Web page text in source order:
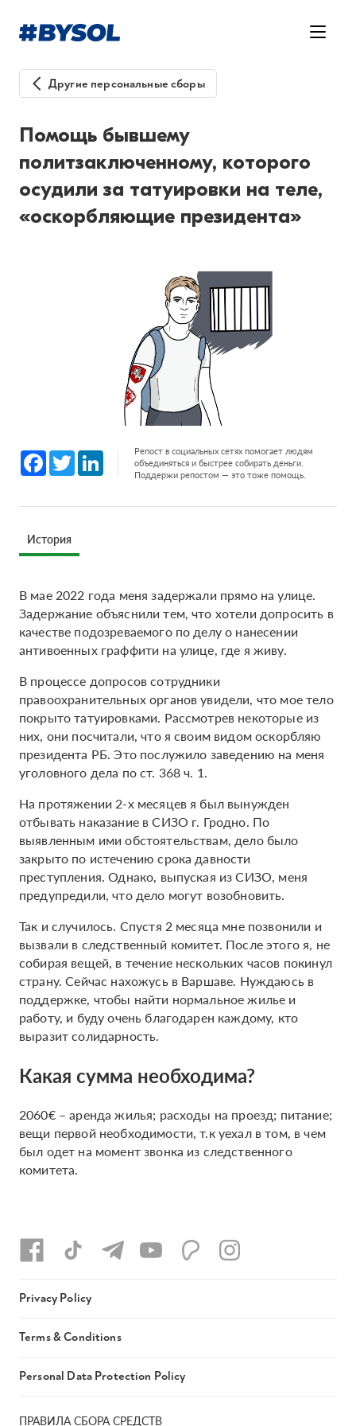
Другие персональные сборы
Помощь бывшему
политзаключенному, которого
осудили за татуировки на теле,
«оскорбляющие президента»
Facebook
Twitter LinkedInРепост в социальных сетях помогает людям
объединяться и быстрее собирать деньги.
Поддержи репостом — это тоже помощь.
История
В мае 2022 года меня задержали прямо на улице.
Задержание объяснили тем, что хотели допросить в
качестве подозреваемого по делу о нанесении
антивоенных граффити на улице, где я живу.
В процессе допросов сотрудники
правоохранительных органов увидели, что мое тело
покрыто татуировками. Рассмотрев некоторые из
них, они посчитали, что я своим видом оскорбляю
президента РБ. Это послужило заведению на меня
уголовного дела по ст. 368 ч. 1.
На протяжении 2-х месяцев я был вынужден
отбывать наказание в СИЗО г. Гродно. По
выявленным ими обстоятельствам, дело было
закрыто по истечению срока давности
преступления. Однако, выпуская из СИЗО, меня
предупредили, что дело могут возобновить.
Так и случилось. Спустя 2 месяца мне позвонили и
вызвали в следственный комитет. После этого я, не
собирая вещей, в течение нескольких часов покинул
страну. Сейчас нахожусь в Варшаве. Нуждаюсь в
поддержке, чтобы найти нормальное жилье и
работу, и буду очень благодарен каждому, кто
выразит солидарность.
Какая сумма необходима?
2060€ – аренда жилья; расходы на проезд; питание;
вещи первой необходимости, т.к уехал в том, в чем
был одет на момент звонка из следственного
комитета.
ПРАВИЛА СБОРА СРЕДСТВ
Privacy Policy
Terms & Conditions
Personal Data Protection Policy